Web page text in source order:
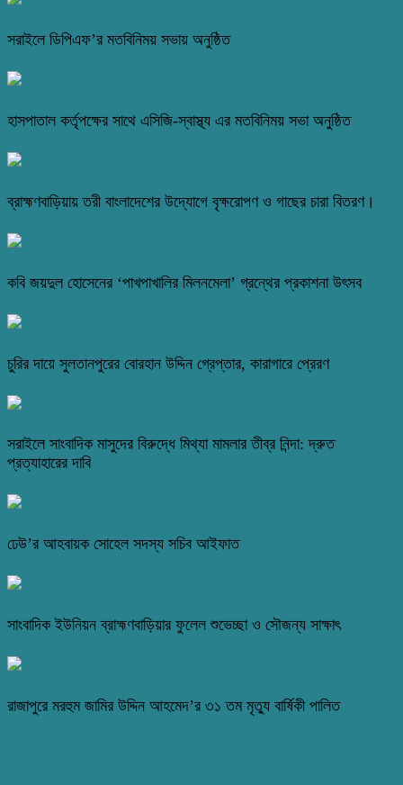
সরাইলে ডিপিএফ’র মতবিনিময় সভায় অনুষ্ঠিত
হাসপাতাল কর্তৃপক্ষের সাথে এসিজি-স্বাস্থ্য এর মতবিনিময় সভা অনুষ্ঠিত
ব্রাহ্মণবাড়িয়ায় তরী বাংলাদেশের উদ্যোগে বৃক্ষরোপণ ও গাছের চারা বিতরণ।
কবি জয়দুল হোসেনের ‘পাখপাখালির মিলনমেলা’ গ্রন্থের প্রকাশনা উৎসব
চুরির দায়ে সুলতানপুরের বোরহান উদ্দিন গ্রেপ্তার, কারাগারে প্রেরণ
সরাইলে সাংবাদিক মাসুদের বিরুদ্ধে মিথ্যা মামলার তীব্র নিন্দা: দ্রুত
প্রত্যাহারের দাবি
ঢেউ’র আহবায়ক সোহেল সদস্য সচিব আইফাত
সাংবাদিক ইউনিয়ন ব্রাহ্মণবাড়িয়ার ফুলেল শুভেচ্ছা ও সৌজন্য সাক্ষাৎ
রাজাপুরে মরহুম জামির উদ্দিন আহমেদ’র ৩১ তম মৃত্যু বার্ষিকী পালিত